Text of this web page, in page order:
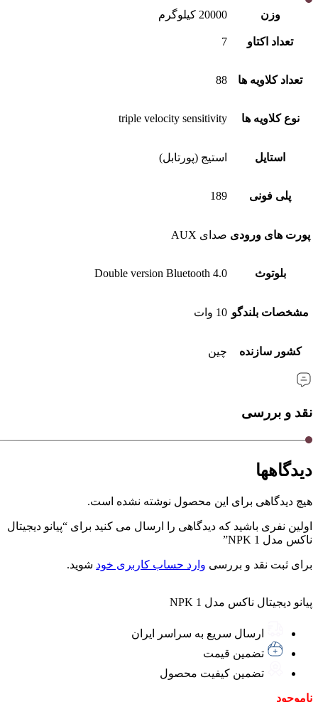
وزن 20000 کیلوگرم
تعداد اکتاو 7
تعداد کلاویه ها 88
نوع کلاویه ها triple velocity sensitivity
استایل استیج (پورتابل)
پلی فونی 189
پورت های ورودی صدای AUX
بلوتوث Double version Bluetooth 4.0
مشخصات بلندگو 10 وات
کشور سازنده چین
نقد و بررسی
دیدگاهها
هیچ دیدگاهی برای این محصول نوشته نشده است.
اولین نفری باشید که دیدگاهی را ارسال می کنید برای “پیانو دیجیتال
ناکس مدل NPK 1”
برای ثبت نقد و بررسی وارد حساب کاربری خود شوید.
پیانو دیجیتال ناکس مدل NPK 1
ارسال سریع به سراسر ایران
تضمین قیمت
تضمین کیفیت محصول
ناموجود